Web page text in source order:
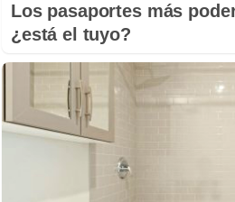
Los pasaportes más
¿está el tuyo?